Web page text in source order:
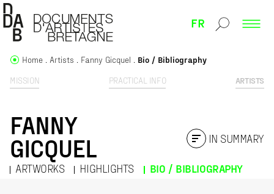
FR
MISSION PRACTICAL INFO ARTISTS
Home Artists Fanny Gicquel Bio / Bibliography
FANNY
GICQUEL
ARTWORKS HIGHLIGHTS BIO / BIBLIOGRAPHY
IN SUMMARY